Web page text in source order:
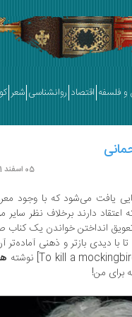
و فلسفه اقتصاد روانشناسی شعر
05 اسفند 1401
یافت می‌شود که با وجود
دارند برخلاف نظر سایر
انداختن خواندن یک کناب
دیدی بازتر و ذهنی آماده‌تر